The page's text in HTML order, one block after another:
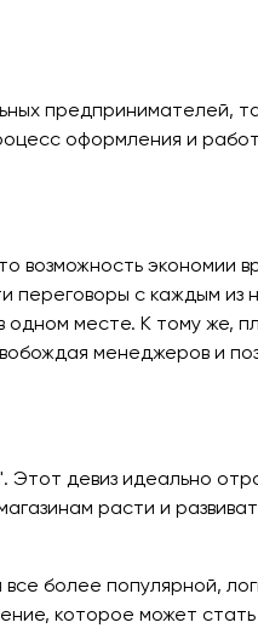
предпринимателей,
оформления и
возможность экономии
переговоры с каждым из
месте. К тому же,
менеджеров и
Этот девиз идеально
расти и
более популярной,
которое может